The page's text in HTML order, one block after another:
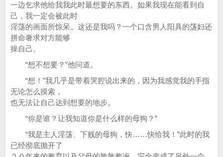
一边乞求他给我我此时最想要的东西。如果我现在能看到自
己，我一定会被此时
淫荡的画面所惊呆。这还是我吗？一个口含男人阳具的荡妇还
拼命奢求对方能够
操自己。
“想不想要？”他问道。
“想！”我几乎是带着哭腔说出来的，因为我感觉我的手指
无论怎么摸索，
也无法让自己达到想要的地步。
“你是谁？让我知道你是什么样的母狗？”
“我是主人淫荡、下贱的母狗，快……快给我！”此时的我
已经彻底抛开了